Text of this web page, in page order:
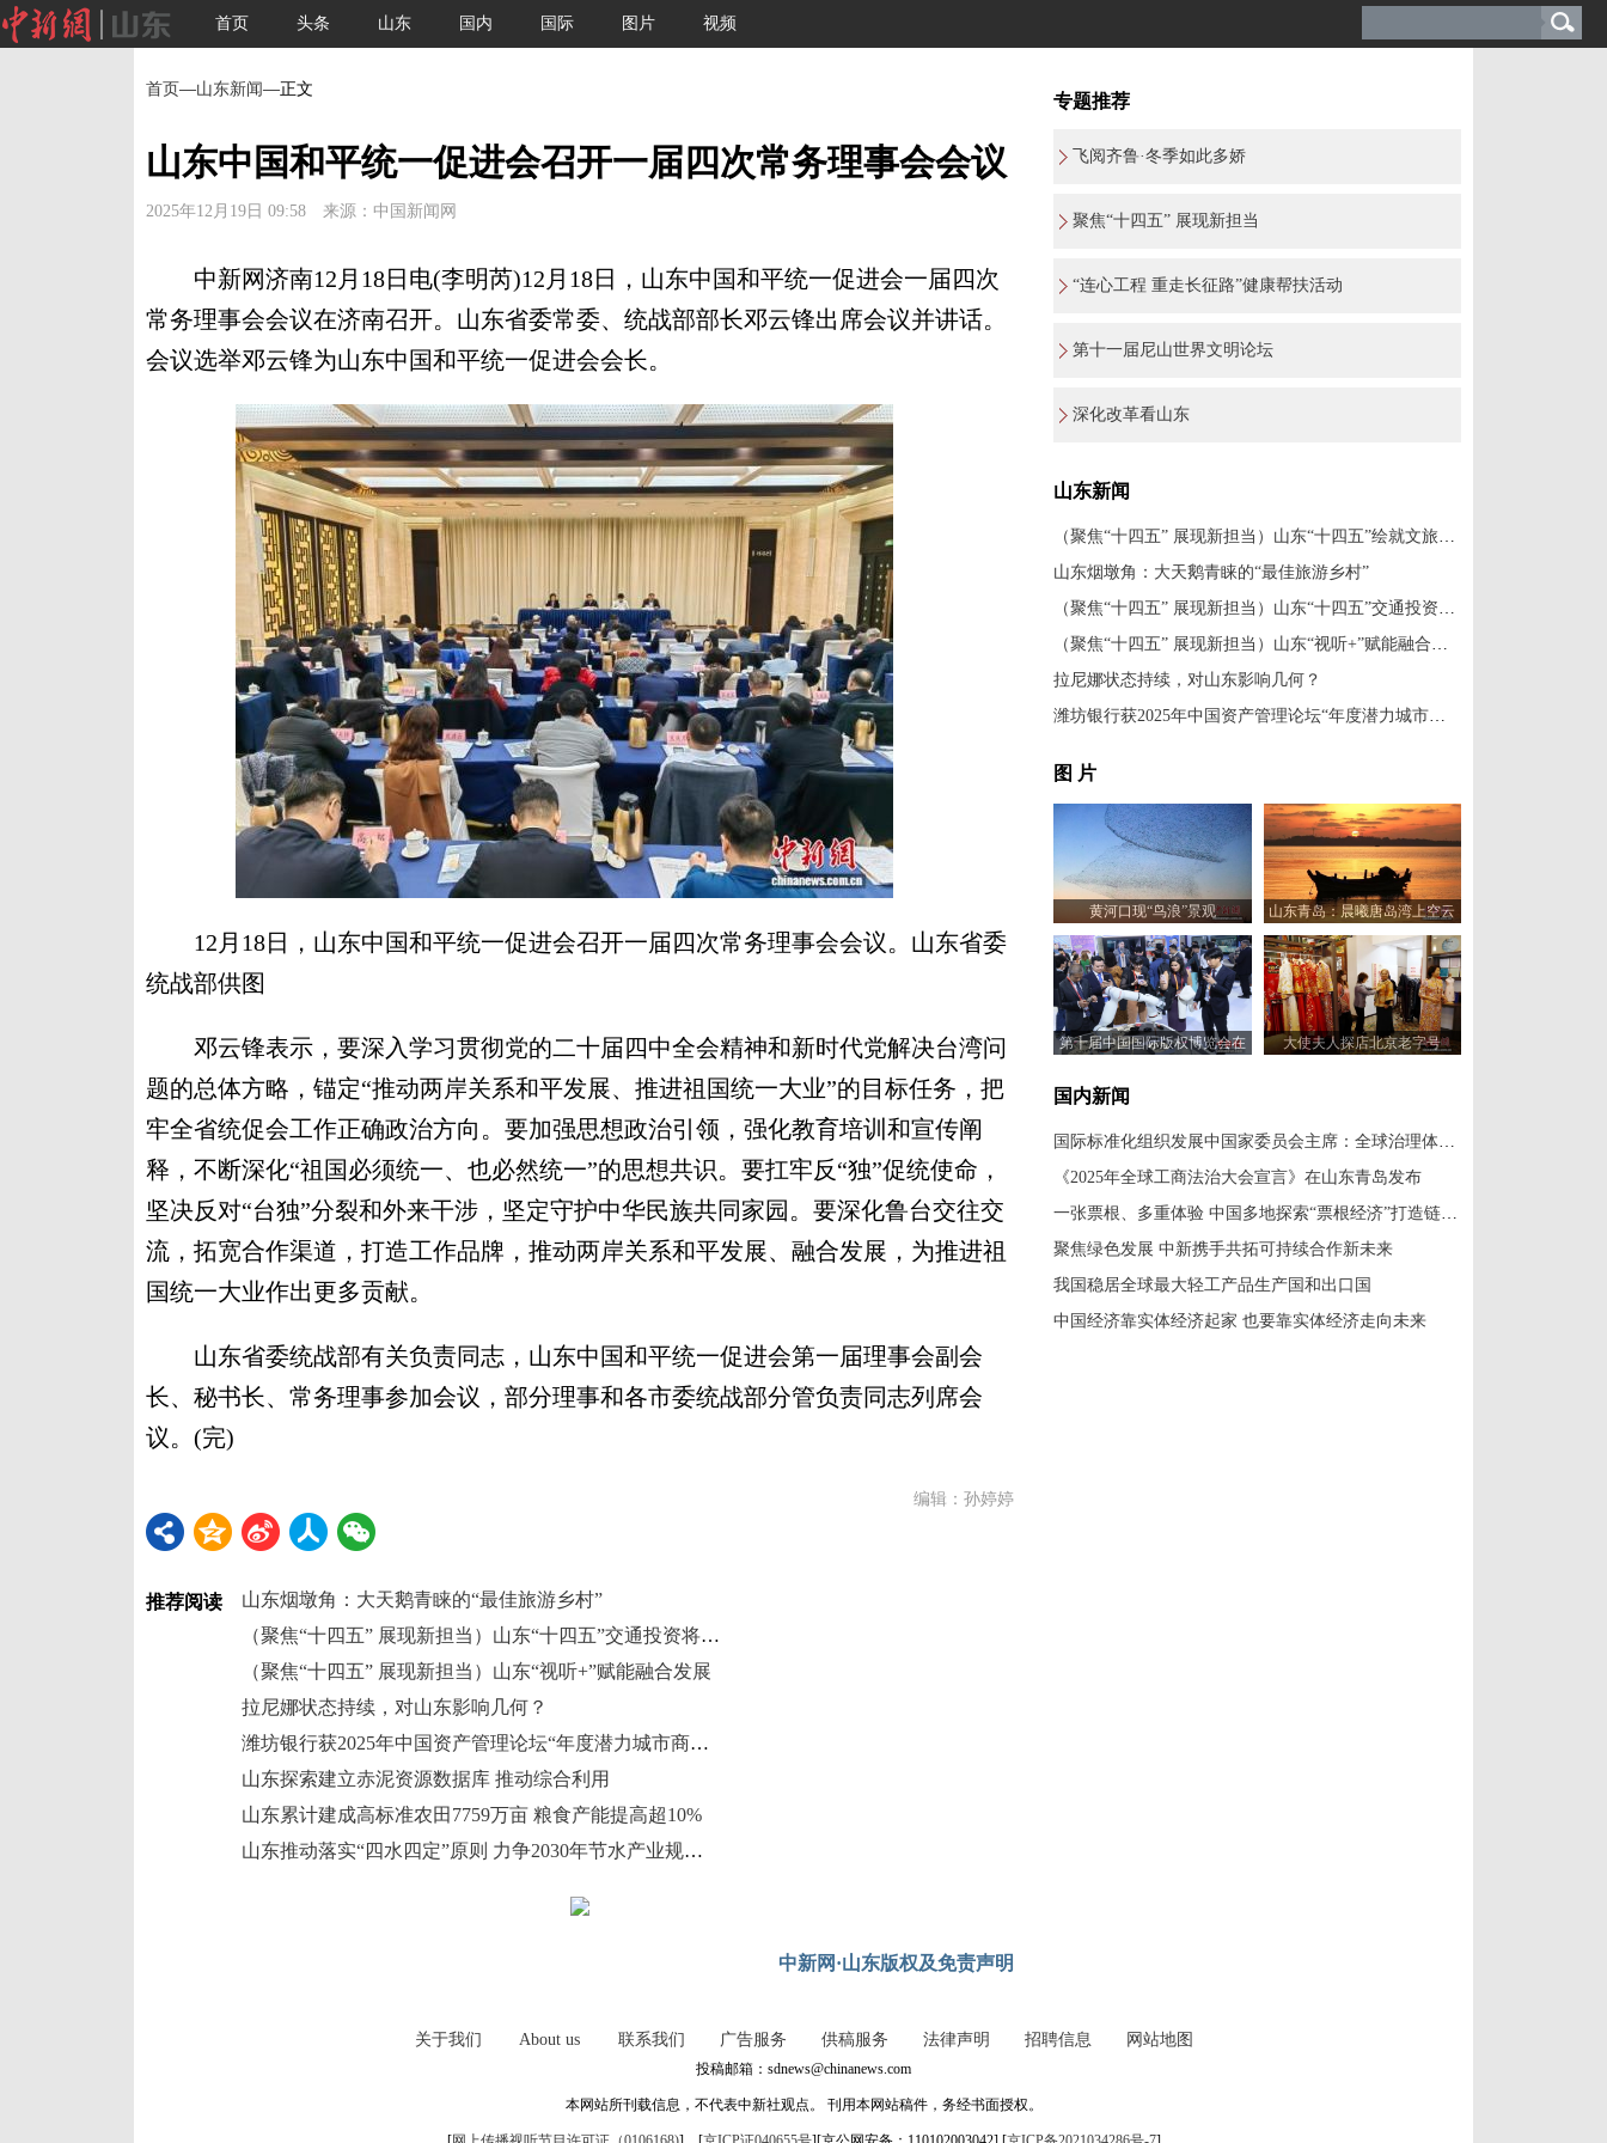
首页 头条 山东 国内 国际 图片 视频
首页—山东新闻—正文
山东中国和平统一促进会召开一届四次常务理事会会议
2025年12月19日 09:58 来源：中国新闻网
中新网济南12月18日电(李明芮)12月18日，山东中国和平统一促进会一届四次
常务理事会会议在济南召开。山东省委常委、统战部部长邓云锋出席会议并讲话。
会议选举邓云锋为山东中国和平统一促进会会长。
12月18日，山东中国和平统一促进会召开一届四次常务理事会会议。山东省委
统战部供图
邓云锋表示，要深入学习贯彻党的二十届四中全会精神和新时代党解决台湾问
题的总体方略，锚定“推动两岸关系和平发展、推进祖国统一大业”的目标任务，把
牢全省统促会工作正确政治方向。要加强思想政治引领，强化教育培训和宣传阐
释，不断深化“祖国必须统一、也必然统一”的思想共识。要扛牢反“独”促统使命，
坚决反对“台独”分裂和外来干涉，坚定守护中华民族共同家园。要深化鲁台交往交
流，拓宽合作渠道，打造工作品牌，推动两岸关系和平发展、融合发展，为推进祖
国统一大业作出更多贡献。
山东省委统战部有关负责同志，山东中国和平统一促进会第一届理事会副会
长、秘书长、常务理事参加会议，部分理事和各市委统战部分管负责同志列席会
议。(完)
编辑：孙婷婷
推荐阅读
山东烟墩角：大天鹅青睐的“最佳旅游乡村”
（聚焦“十四五” 展现新担当）山东“十四五”交通投资将达1.47万亿元
（聚焦“十四五” 展现新担当）山东“视听+”赋能融合发展
拉尼娜状态持续，对山东影响几何？
潍坊银行获2025年中国资产管理论坛“年度潜力城市商业银行奖”
山东探索建立赤泥资源数据库 推动综合利用
山东累计建成高标准农田7759万亩 粮食产能提高超10%
山东推动落实“四水四定”原则 力争2030年节水产业规模达1500亿元
中新网·山东版权及免责声明
专题推荐
飞阅齐鲁·冬季如此多娇
聚焦“十四五” 展现新担当
“连心工程 重走长征路”健康帮扶活动
第十一届尼山世界文明论坛
深化改革看山东
山东新闻
（聚焦“十四五” 展现新担当）山东“十四五”绘就文旅新图景
山东烟墩角：大天鹅青睐的“最佳旅游乡村”
（聚焦“十四五” 展现新担当）山东“十四五”交通投资将达1.47万亿元
（聚焦“十四五” 展现新担当）山东“视听+”赋能融合发展
拉尼娜状态持续，对山东影响几何？
潍坊银行获2025年中国资产管理论坛“年度潜力城市商业银行奖”
图 片
黄河口现“鸟浪”景观
山东青岛：晨曦唐岛湾上空云
霞变幻 宛如油画
第十届中国国际版权博览会在
大使夫人探店北京老字号
国内新闻
国际标准化组织发展中国家委员会主席：全球治理体系改革应共建共享
《2025年全球工商法治大会宣言》在山东青岛发布
一张票根、多重体验 中国多地探索“票根经济”打造链式消费新场景
聚焦绿色发展 中新携手共拓可持续合作新未来
我国稳居全球最大轻工产品生产国和出口国
中国经济靠实体经济起家 也要靠实体经济走向未来
关于我们 About us 联系我们 广告服务 供稿服务 法律声明 招聘信息 网站地图
投稿邮箱：sdnews@chinanews.com
本网站所刊载信息，不代表中新社观点。 刊用本网站稿件，务经书面授权。